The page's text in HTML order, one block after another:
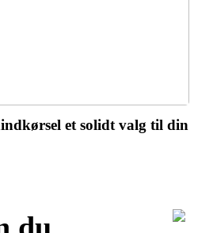
et solidt valg til din